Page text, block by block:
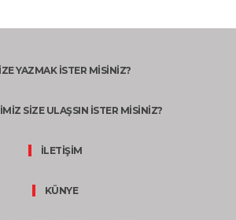
YAZMAK İSTER MİSİNİZ?
SİZE ULAŞSIN İSTER MİSİNİZ?
İLETİŞİM
KÜNYE